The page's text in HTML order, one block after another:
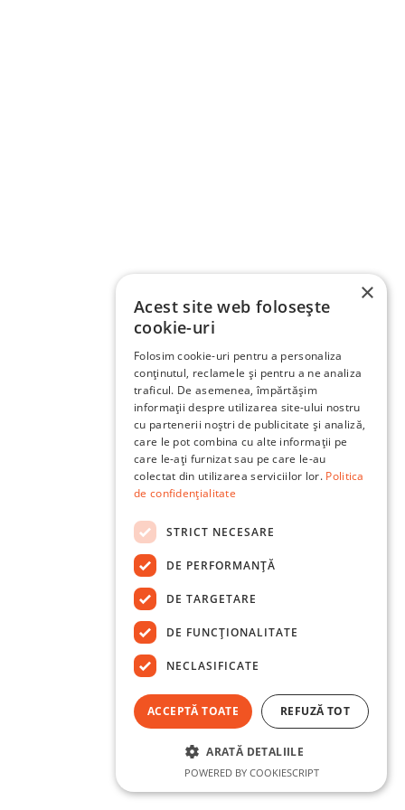
×
Acest site web folosește
cookie-uri
Folosim cookie-uri pentru a personaliza
conținutul, reclamele și pentru a ne analiza
traficul. De asemenea, împărtășim
informații despre utilizarea site-ului nostru
cu partenerii noștri de publicitate și analiză,
care le pot combina cu alte informații pe
care le-ați furnizat sau pe care le-au
colectat din utilizarea serviciilor lor. Politica
de confidențialitate
STRICT NECESARE
DE PERFORMANȚĂ
DE TARGETARE
DE FUNCŢIONALITATE
NECLASIFICATE
ACCEPTĂ TOATE REFUZĂ TOT
ARATĂ DETALIILE
POWERED BY COOKIESCRIPT